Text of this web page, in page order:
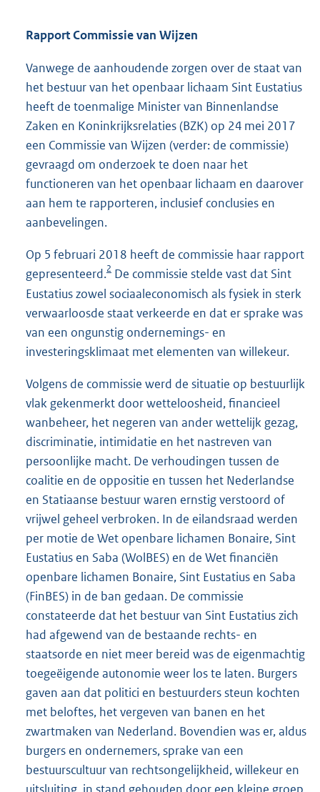
Rapport Commissie van Wijzen
Vanwege de aanhoudende zorgen over de staat van
het bestuur van het openbaar lichaam Sint Eustatius
heeft de toenmalige Minister van Binnenlandse
Zaken en Koninkrijksrelaties (BZK) op 24 mei 2017
een Commissie van Wijzen (verder: de commissie)
gevraagd om onderzoek te doen naar het
functioneren van het openbaar lichaam en daarover
aan hem te rapporteren, inclusief conclusies en
aanbevelingen.
Op 5 februari 2018 heeft de commissie haar rapport
gepresenteerd.2 De commissie stelde vast dat Sint
Eustatius zowel sociaaleconomisch als fysiek in sterk
verwaarloosde staat verkeerde en dat er sprake was
van een ongunstig ondernemings- en
investeringsklimaat met elementen van willekeur.
Volgens de commissie werd de situatie op bestuurlijk
vlak gekenmerkt door wetteloosheid, financieel
wanbeheer, het negeren van ander wettelijk gezag,
discriminatie, intimidatie en het nastreven van
persoonlijke macht. De verhoudingen tussen de
coalitie en de oppositie en tussen het Nederlandse
en Statiaanse bestuur waren ernstig verstoord of
vrijwel geheel verbroken. In de eilandsraad werden
per motie de Wet openbare lichamen Bonaire, Sint
Eustatius en Saba (WolBES) en de Wet financiën
openbare lichamen Bonaire, Sint Eustatius en Saba
(FinBES) in de ban gedaan. De commissie
constateerde dat het bestuur van Sint Eustatius zich
had afgewend van de bestaande rechts- en
staatsorde en niet meer bereid was de eigenmachtig
toegeëigende autonomie weer los te laten. Burgers
gaven aan dat politici en bestuurders steun kochten
met beloftes, het vergeven van banen en het
zwartmaken van Nederland. Bovendien was er, aldus
burgers en ondernemers, sprake van een
bestuurscultuur van rechtsongelijkheid, willekeur en